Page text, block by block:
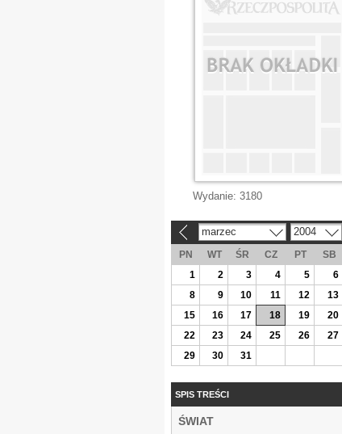
Wydanie: 3180
marzec 2004
PN WT ŚR CZ PT SB
1
2 3 4 5 6
8
9 10 11 12 13
15
16 17 18 19 20
22
23 24 25 26 27
29
30 31
SPIS TREŚCI
ŚWIAT